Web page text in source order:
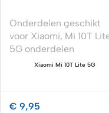
Onderdelen geschikt
voor Xiaomi, Mi 10T
5G onderdelen
Xiaomi Mi 10T Lite 5G
€ 9,95